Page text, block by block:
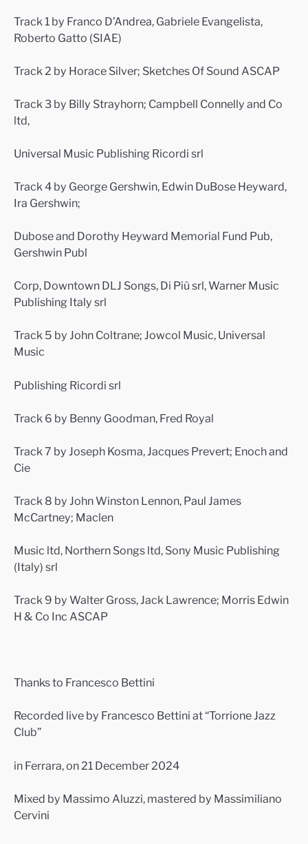
Track 1 by Franco D’Andrea, Gabriele Evangelista,
Roberto Gatto (SIAE)
Track 2 by Horace Silver; Sketches Of Sound ASCAP
Track 3 by Billy Strayhorn; Campbell Connelly and Co
ltd,
Universal Music Publishing Ricordi srl
Track 4 by George Gershwin, Edwin DuBose Heyward,
Ira Gershwin;
Dubose and Dorothy Heyward Memorial Fund Pub,
Gershwin Publ
Corp, Downtown DLJ Songs, Di Più srl, Warner Music
Publishing Italy srl
Track 5 by John Coltrane; Jowcol Music, Universal
Music
Publishing Ricordi srl
Track 6 by Benny Goodman, Fred Royal
Track 7 by Joseph Kosma, Jacques Prevert; Enoch and
Cie
Track 8 by John Winston Lennon, Paul James
McCartney; Maclen
Music ltd, Northern Songs ltd, Sony Music Publishing
(Italy) srl
Track 9 by Walter Gross, Jack Lawrence; Morris Edwin
H & Co Inc ASCAP
Thanks to Francesco Bettini
Recorded live by Francesco Bettini at “Torrione Jazz
Club”
in Ferrara, on 21 December 2024
Mixed by Massimo Aluzzi, mastered by Massimiliano
Cervini